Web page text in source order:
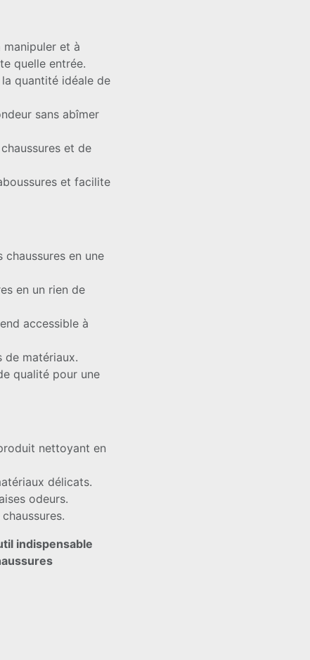
manipuler et à
quelle entrée.
quantité idéale de
sans abîmer
et de
et facilite
en une
en un rien de
accessible à
de matériaux.
qualité pour une
nettoyant en
délicats.
odeurs.
indispensable